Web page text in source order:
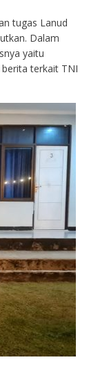
tugas Lanud
Dalam
yaitu
terkait TNI